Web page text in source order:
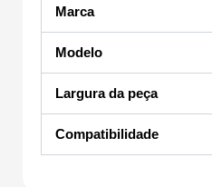
Marca
Modelo
Largura da peça
Compatibilidade